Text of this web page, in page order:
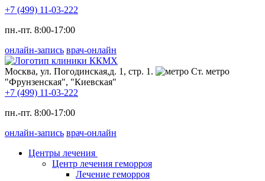
+7 (499) 11-03-222
пн.-пт. 8:00-17:00
онлайн-запись врач-онлайн
Москва, ул. Погодинская,д. 1, стр. 1.
Ст. метро
"Фрунзенская", "Киевская"
+7 (499) 11-03-222
пн.-пт. 8:00-17:00
онлайн-запись врач-онлайн
Центры лечения
Центр лечения геморроя
Лечение геморроя